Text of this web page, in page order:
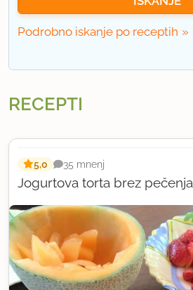
Podrobno iskanje po receptih
RECEPTI
Jogurtova torta brez pečenja
5,0 35 mnenj